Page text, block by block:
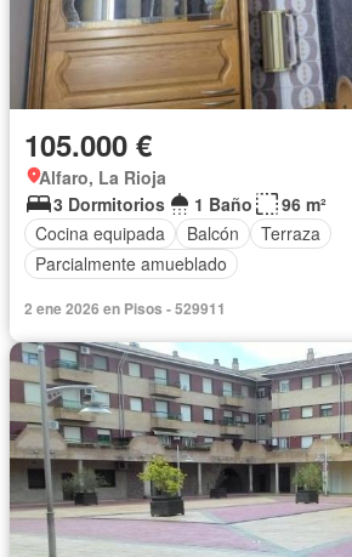
105.000 €
Alfaro, La Rioja
3 Dormitorios
1 Baño
96 m²
Cocina equipada
Balcón
Terraza
Parcialmente amueblado
2 ene 2026 en Pisos - 529911